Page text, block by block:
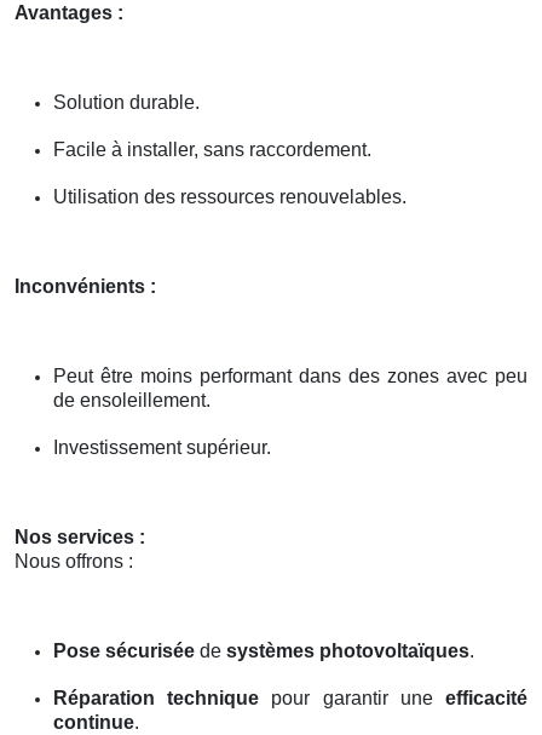
Avantages :
Solution durable.
Facile à installer, sans raccordement.
Utilisation des ressources renouvelables.
Inconvénients :
Peut être moins performant dans des zones avec peu
de ensoleillement.
Investissement supérieur.
Nos services :
Nous offrons :
Pose sécurisée de systèmes photovoltaïques.
Réparation technique pour garantir uneefficacité
continue.